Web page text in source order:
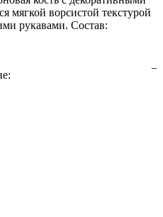
мягкой ворсистой текстурой
рукавами. Состав: